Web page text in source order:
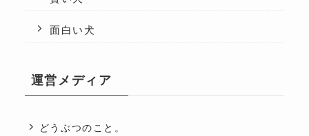
面白い犬
運営メディア
どうぶつのこと。